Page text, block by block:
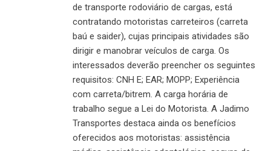
de transporte rodoviário de cargas, está
contratando motoristas carreteiros (carreta
baú e saider), cujas principais atividades são
dirigir e manobrar veículos de carga. Os
interessados deverão preencher os seguintes
requisitos: CNH E; EAR; MOPP; Experiência
com carreta/bitrem. A carga horária de
trabalho segue a Lei do Motorista. A Jadimo
Transportes destaca ainda os benefícios
oferecidos aos motoristas: assistência